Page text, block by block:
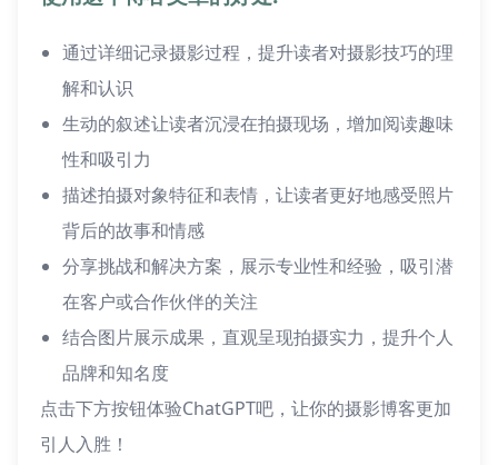
通过详细记录摄影过程，提升读者对摄影技巧的理
解和认识
生动的叙述让读者沉浸在拍摄现场，增加阅读趣味
性和吸引力
描述拍摄对象特征和表情，让读者更好地感受照片
背后的故事和情感
分享挑战和解决方案，展示专业性和经验，吸引潜
在客户或合作伙伴的关注
结合图片展示成果，直观呈现拍摄实力，提升个人
品牌和知名度
点击下方按钮体验ChatGPT吧，让你的摄影博客更加
引人入胜！